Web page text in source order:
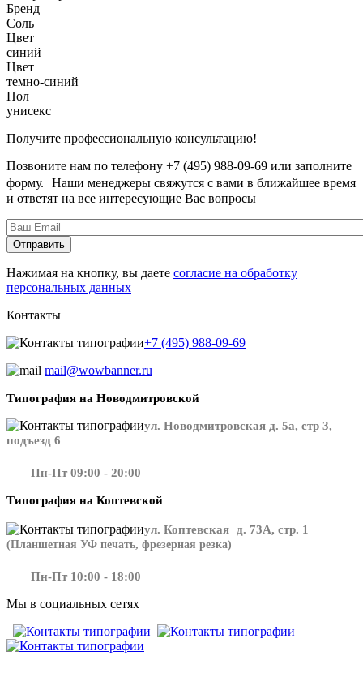
Бренд
Соль
Цвет
синий
Цвет
темно-синий
Пол
унисекс
Получите профессиональную консультацию!
Позвоните нам по телефону +7 (495) 988-09-69 или заполните
форму. Наши менеджеры свяжутся с вами в ближайшее время
и ответят на все интересующие Вас вопросы
Нажимая на кнопку, вы даете согласие на обработку
персональных данных
Контакты
+7 (495) 988-09-69
mail@wowbanner.ru
Типография на Новодмитровской
ул. Новодмитровская д. 5а, стр 3,
подъезд 6
Пн-Пт 09:00 - 20:00
Типография на Коптевской
ул. Коптевская д. 73А, стр. 1
(Планшетная УФ печать, фрезерная резка)
Пн-Пт 10:00 - 18:00
Мы в социальных сетях